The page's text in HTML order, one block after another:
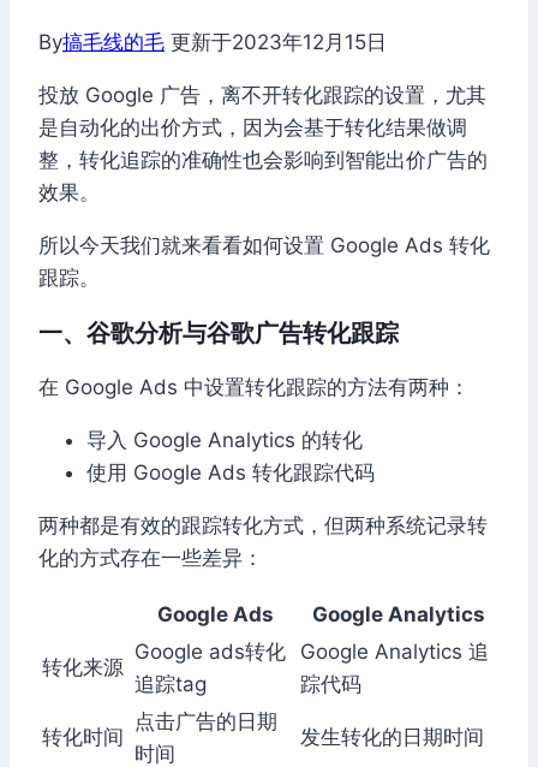
By搞毛线的毛 更新于2023年12月15日
投放 Google 广告，离不开转化跟踪的设置，尤其
是自动化的出价方式，因为会基于转化结果做调
整，转化追踪的准确性也会影响到智能出价广告的
效果。
所以今天我们就来看看如何设置 Google Ads 转化
跟踪。
一、谷歌分析与谷歌广告转化跟踪
在 Google Ads 中设置转化跟踪的方法有两种：
导入 Google Analytics 的转化
使用 Google Ads 转化跟踪代码
两种都是有效的跟踪转化方式，但两种系统记录转
化的方式存在一些差异：
Google Ads Google Analytics
转化来源
Google ads转化
追踪tag
Google Analytics 追
踪代码
转化时间
点击广告的日期
时间
发生转化的日期时间